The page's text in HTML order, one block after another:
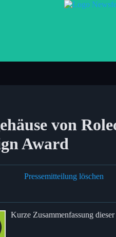
von
Award
Pressemitteilung löschen
Kurze Zusammenfassung